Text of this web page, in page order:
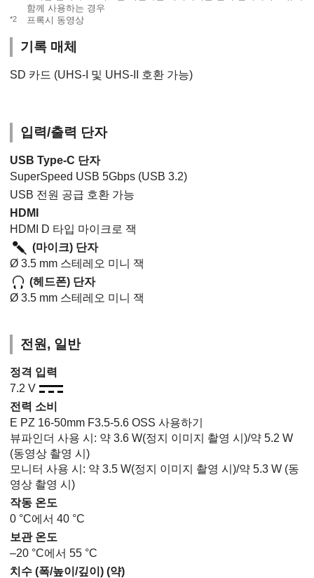
함께 사용하는 경우
*2 프록시 동영상
기록 매체
SD 카드 (UHS-I 및 UHS-II 호환 가능)
입력/출력 단자
USB Type-C 단자
SuperSpeed USB 5Gbps (USB 3.2)
USB 전원 공급 호환 가능
HDMI
HDMI D 타입 마이크로 잭
(마이크) 단자
Ø 3.5 mm 스테레오 미니 잭
(헤드폰) 단자
Ø 3.5 mm 스테레오 미니 잭
전원, 일반
정격 입력
7.2 V
전력 소비
E PZ 16-50mm F3.5-5.6 OSS 사용하기
뷰파인더 사용 시: 약 3.6 W(정지 이미지 촬영 시)/약 5.2 W
(동영상 촬영 시)
모니터 사용 시: 약 3.5 W(정지 이미지 촬영 시)/약 5.3 W (동
영상 촬영 시)
작동 온도
0 °C에서 40 °C
보관 온도
–20 °C에서 55 °C
치수 (폭/높이/깊이) (약)